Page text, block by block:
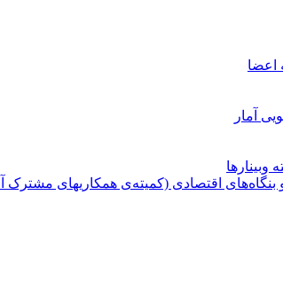
اعضا
آمار
بنگاه‌های اقتصادی (کمیته‌ی همکاریهای